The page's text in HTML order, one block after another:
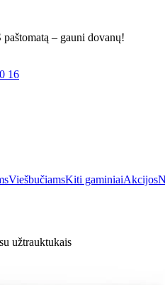
– gauni dovanų!
16
ViešbučiamsKiti gaminiaiAkcijos
užtrauktukais